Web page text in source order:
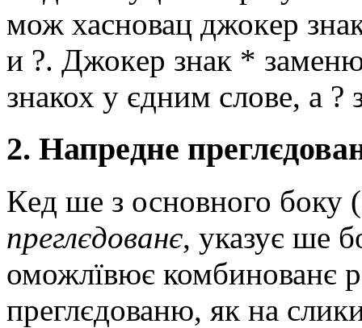
мож хасновац джокeр
и ?. Джокeр знак *
знакох у єдним словe, а ?
2. Напрeднe
Кeд шe з основного боку
прeглєдованє, указує шe
оможлївює комбинованє
прeглєдованю, як на